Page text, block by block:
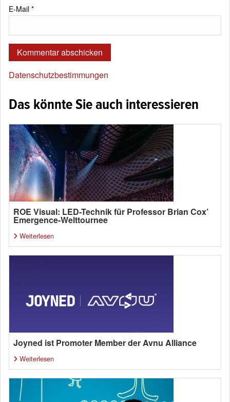
E-Mail *
Datenschutzbestimmungen
Das könnte Sie auch interessieren
ROE Visual: LED-Technik für Professor Brian Cox’
Emergence-Welttournee
Weiterlesen
Joyned ist Promoter Member der Avnu Alliance
Weiterlesen